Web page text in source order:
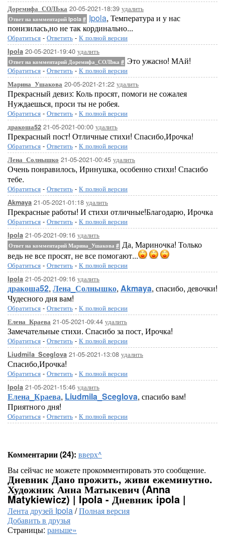
Доремифа_СОЛЬка 20-05-2021-18:39 удалить
Ответ на комментарий Ipola # Ipola, Температура и у нас
понизилась,но не так кординально...
Обратиться - Ответить - К полной версии
Ipola 20-05-2021-19:40 удалить
Ответ на комментарий Доремифа_СОЛЬка # Это ужасно! МАй!
Обратиться - Ответить - К полной версии
Марина_Ушакова 20-05-2021-21:22 удалить
Прекрасный девиз: Коль просят, помоги не сожалея
Нуждаешься, проси ты не робея.
Обратиться - Ответить - К полной версии
дракоша52 21-05-2021-00:00 удалить
Прекрасный пост! Отличные стихи! Спасибо,Ирочка!
Обратиться - Ответить - К полной версии
Лена_Солнышко 21-05-2021-00:45 удалить
Очень понравилось, Иринушка, особенно стихи! Спасибо
тебе.
Обратиться - Ответить - К полной версии
Akmaya 21-05-2021-01:18 удалить
Прекрасные работы! И стихи отличные!Благодарю, Ирочка
Обратиться - Ответить - К полной версии
Ipola 21-05-2021-09:16 удалить
Ответ на комментарий Марина_Ушакова # Да, Мариночка! Только
ведь не все просят, не все помогают...
Обратиться - Ответить - К полной версии
Ipola 21-05-2021-09:16 удалить
дракоша52, Лена_Солнышко, Akmaya, спасибо, девочки!
Чудесного дня вам!
Обратиться - Ответить - К полной версии
Елена_Краева 21-05-2021-09:44 удалить
Замечательные стихи. Спасибо за пост, Ирочка!
Обратиться - Ответить - К полной версии
Liudmila_Sceglova 21-05-2021-13:08 удалить
Спасибо,Ирочка!
Обратиться - Ответить - К полной версии
Ipola 21-05-2021-15:46 удалить
Елена_Краева, Liudmila_Sceglova, спасибо вам!
Приятного дня!
Обратиться - Ответить - К полной версии
Комментарии (24): вверх^
Вы сейчас не можете прокомментировать это сообщение.
Дневник Дано прожить, живи ежеминутно.
Художник Анна Матыкевич (Anna
Matykiewicz) | Ipola - Дневник ipola |
Лента друзей Ipola/Полная версия
Добавить в друзья
Страницы: раньше»